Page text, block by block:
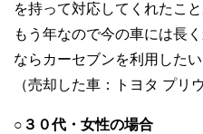
を持って対応してくれたこと
もう年なので今の車には長
ならカーセブンを利用したい
（売却した車：トヨタ プリ
○３０代・女性の場合